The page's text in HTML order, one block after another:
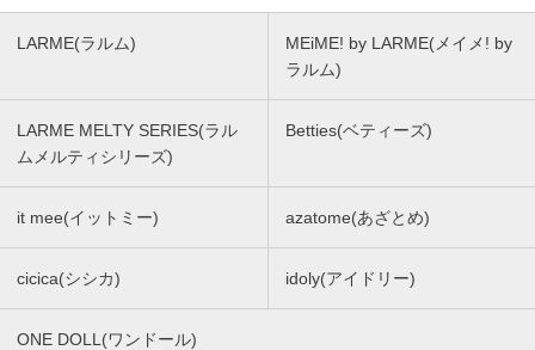
LARME(ラルム)
MEiME! by LARME(メイメ! by
ラルム)
LARME MELTY SERIES(ラル
ムメルティシリーズ)
Betties(ベティーズ)
it mee(イットミー) azatome(あざとめ)
cicica(シシカ) idoly(アイドリー)
ONE DOLL(ワンドール)